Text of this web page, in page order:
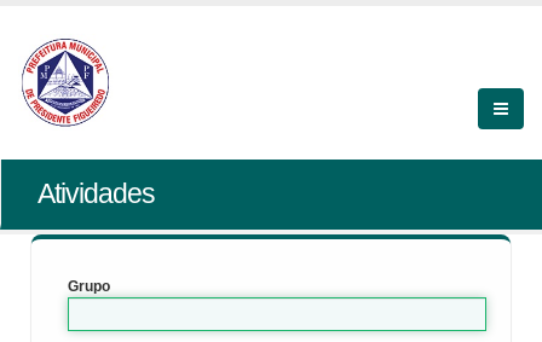
Atividades
Grupo